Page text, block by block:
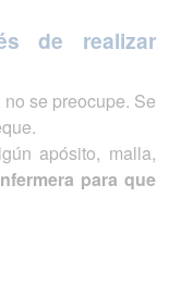
de realizar
no se preocupe. Se
apósito, malla,
para que